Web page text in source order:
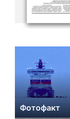
Фотофакт